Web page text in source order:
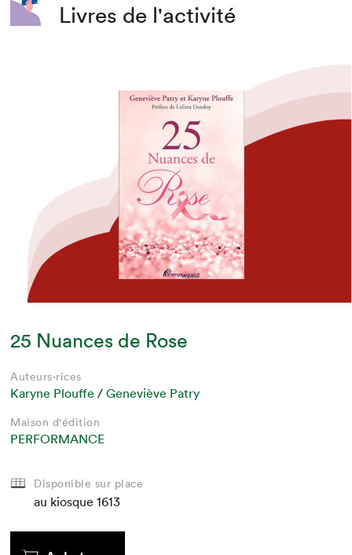
Livres de l'activité
25 Nuances de Rose
Auteurs·rices
Karyne Plouffe /Geneviève Patry
Maison d'édition
PERFORMANCE
Disponible sur place
au kiosque 1613